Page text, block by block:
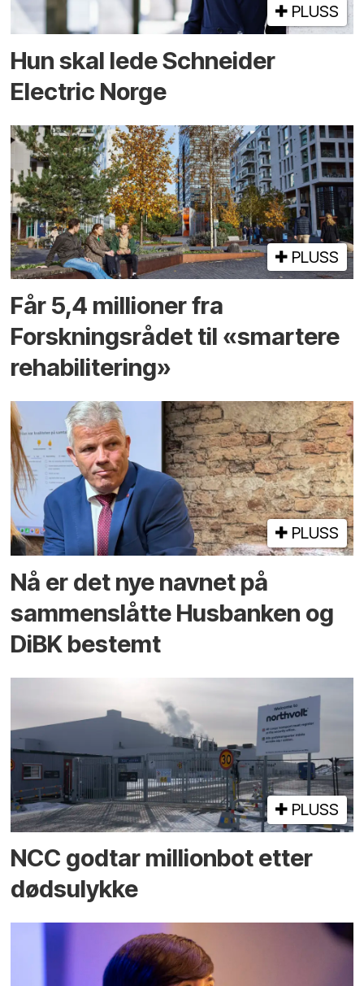
PLUSS
Hun skal lede Schneider
Electric Norge
PLUSS
Får 5,4 millioner fra
Forskningsrådet til «smartere
rehabilitering»
PLUSS
Nå er det nye navnet på
sammenslåtte Husbanken og
DiBK bestemt
PLUSS
NCC godtar millionbot etter
dødsulykke